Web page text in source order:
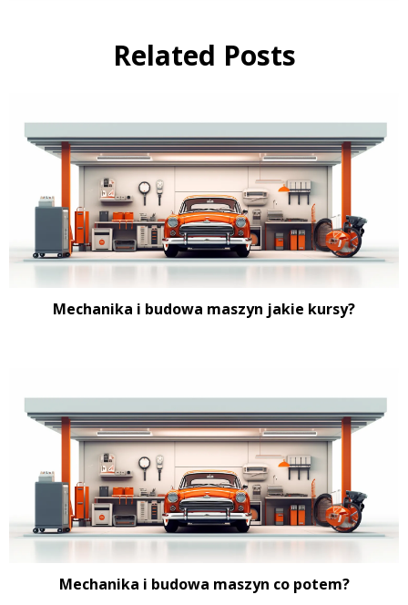
Related Posts
Mechanika i budowa maszyn jakie kursy?
Mechanika i budowa maszyn co potem?